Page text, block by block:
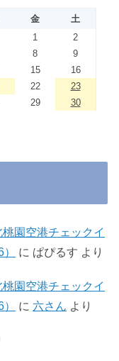
金
土
1
2
8
9
15
16
22
23
29 30
園空港チェックイ
に ぱぴるす より
園空港チェックイ
に 六さん より